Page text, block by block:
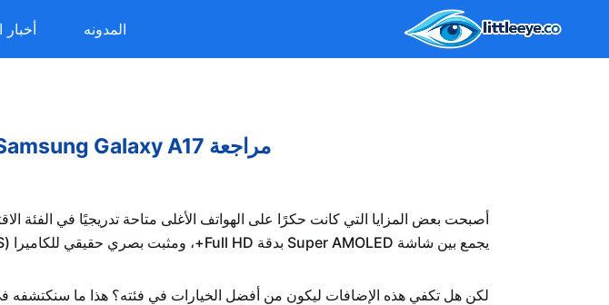
المحتوى
المدونه أخبار
مراجعة Samsung Galaxy A17: هل يستحق الشراء في 2026؟
يجمع بين شاشة Super AMOLED بدقة Full HD+، ومثبت بصري حقيقي للكاميرا (OIS)، إلى جانب دعم برمجي طويل الأمد من سامسونج.
لكن هل تكفي هذه الإضافات ليكون من أفضل الخيارات في فئته؟ هذا ما سنكتشفه